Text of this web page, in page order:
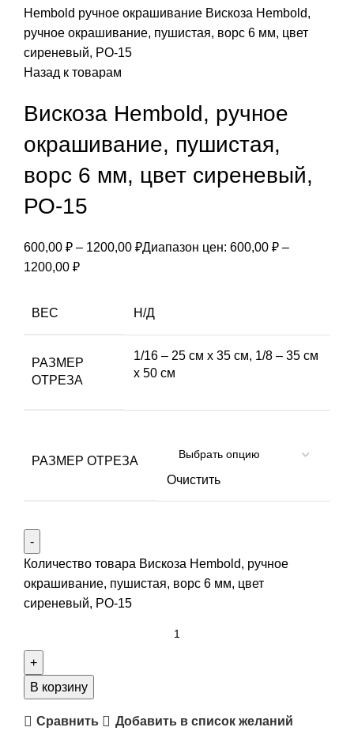
Hembold ручное окрашивание Вискоза Hembold,
ручное окрашивание, пушистая, ворс 6 мм, цвет
сиреневый, РО-15
Назад к товарам
Вискоза Hembold, ручное
окрашивание, пушистая,
ворс 6 мм, цвет сиреневый,
РО-15
600,00 ₽ – 1200,00 ₽Диапазон цен: 600,00 ₽ –
1200,00 ₽
ВЕС Н/Д
РАЗМЕР
ОТРЕЗА
1/16 – 25 см х 35 см, 1/8 – 35 см
х 50 см
РАЗМЕР ОТРЕЗА
Очистить
Количество товара Вискоза Hembold, ручное
окрашивание, пушистая, ворс 6 мм, цвет
сиреневый, РО-15
В корзину
Сравнить Добавить в список желаний